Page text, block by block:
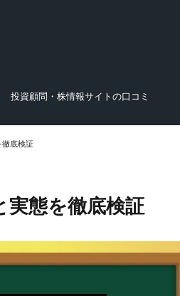
投資顧問・株情報サイトの口コミ
底検証
実態を徹底検証